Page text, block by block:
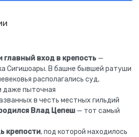
главный вход в крепость —
Сигишоары. В башне бывшей ратуши
располагались суд,
даже пыточная
в честь местных гильдий
Влад Цепеш — тот самый
крепости, под которой находилось